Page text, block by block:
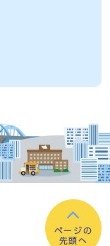
ページの
先頭へ